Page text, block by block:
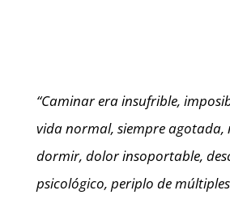
“Caminar era insufrible,
vida normal, siempre agotada,
dormir, dolor insoportable,
psicológico, periplo de